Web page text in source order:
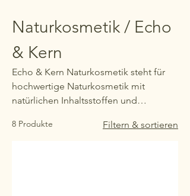
Naturkosmetik / Echo
& Kern
Echo & Kern Naturkosmetik steht für
hochwertige Naturkosmetik mit
natürlichen Inhaltsstoffen und
verbindet wirksame, hautverträgliche
8 Produkte Filtern & sortieren